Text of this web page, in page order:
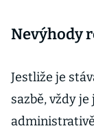
Nevýhody
Jestliže je
sazbě, vždy